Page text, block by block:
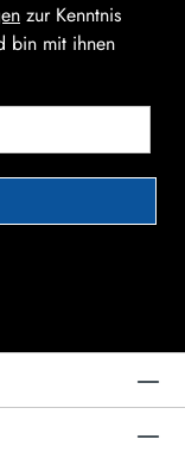
zur Kenntnis
bin mit ihnen